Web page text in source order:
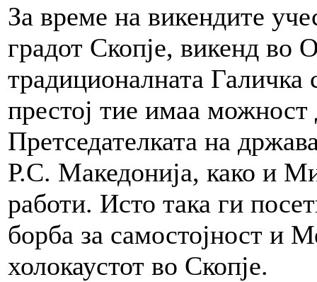
За време на викендите
градот Скопје, викенд во
традиционалната Галичка
престој тие имаа
Претседателката на
Р.С. Македонија, како и
работи. Исто така ги
борба за самостојност и
холокаустот во Скопје.